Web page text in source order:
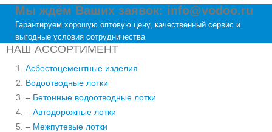
Мы ждём Ваших заявок: info@vodoo.ru
Гарантируем хорошую оптовую цену, качественный сервис и
выгодные условия сотрудничества
НАШ АССОРТИМЕНТ
Асбестоцементные изделия
Водоотводные лотки
– Бетонные водоотводные лотки
– Автодорожные лотки
– Межпутевые лотки